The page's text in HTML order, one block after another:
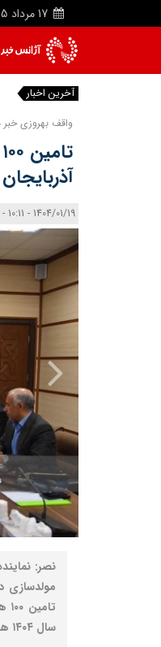
17 مرداد
آخرین اخبار
واقف بهروزی خبر
1404/01/19 - 10:11 - کد خبر: 133823
نصر:
مولدسازی
سال ۱۴۰۴ هدف گذاری شده است.